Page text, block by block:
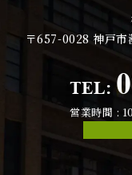
〒657-0028神戸市
TEL:
営業時間 :